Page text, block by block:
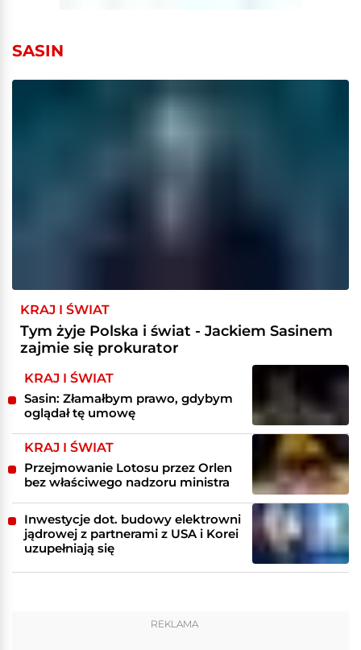
SASIN
KRAJ I ŚWIAT
Tym żyje Polska i świat - Jackiem Sasinem
zajmie się prokurator
KRAJ I ŚWIAT
Sasin: Złamałbym prawo, gdybym
oglądał tę umowę
KRAJ I ŚWIAT
Przejmowanie Lotosu przez Orlen
bez właściwego nadzoru ministra
Inwestycje dot. budowy elektrowni
jądrowej z partnerami z USA i Korei
uzupełniają się
REKLAMA